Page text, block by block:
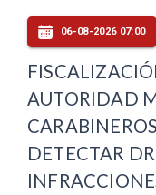
06-08-2026 07:00
AUTORIDAD
DETECTAR